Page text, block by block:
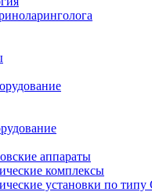
аппараты
комплексы
установки по типу